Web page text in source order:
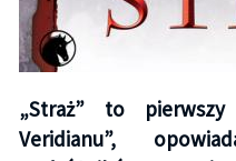
„Straż” to
Veridianu”,